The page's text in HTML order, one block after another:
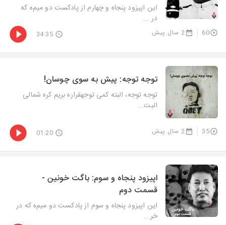
این اپیزود پنجاه و چهارم از پادکست دو میم‌ه که
در ...
60 2 سال پیش 34:35
توجه توجه: پیش به سوی چوسان!
توجه توجه، البته کمی توجهقراره بریم کره شمالی
البت...
35 2 سال پیش 01:20
اپیزود پنجاه و سوم: باگت خونین -
قسمت دوم
این اپیزود پنجاه و سوم از پادکست دو میم‌ه که در
خر...